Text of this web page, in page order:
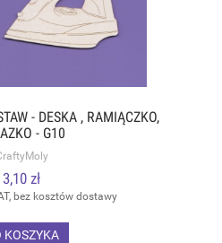
- DESKA , RAMIĄCZKO,
- G10
3,10 zł
bez kosztów dostawy
KOSZYKA